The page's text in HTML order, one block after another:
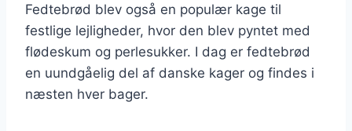
Fedtebrød blev også en populær kage til
festlige lejligheder, hvor den blev pyntet med
flødeskum og perlesukker. I dag er fedtebrød
en uundgåelig del af danske kager og findes i
næsten hver bager.